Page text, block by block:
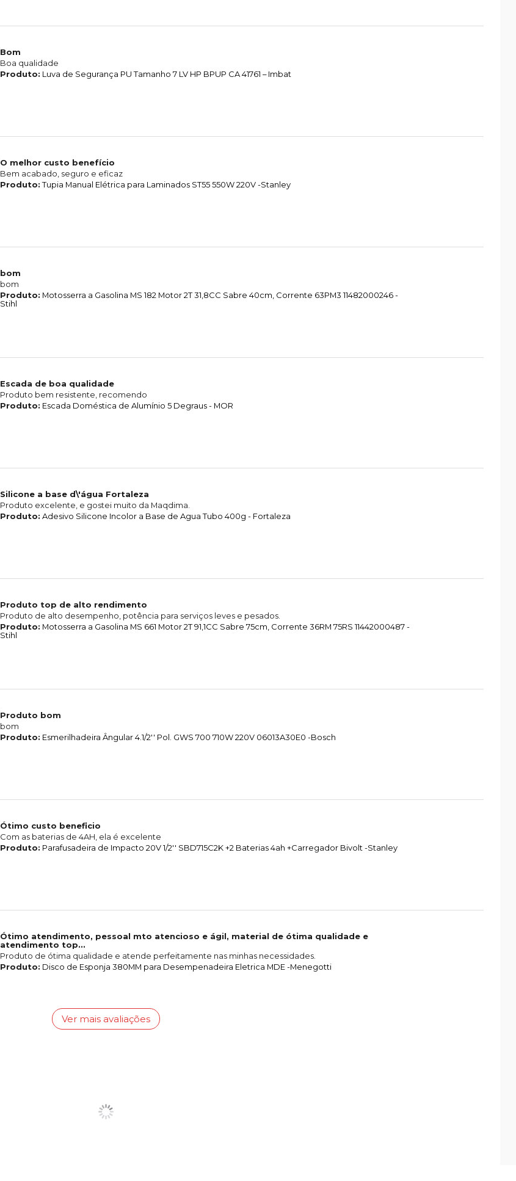
Bom
Boa qualidade
Produto: Luva de Segurança PU Tamanho 7 LV HP BPUP CA 41761 – Imbat
O melhor custo benefício
Bem acabado, seguro e eficaz
Produto:Tupia Manual Elétrica para Laminados ST55 550W 220V -Stanley
bom
bom
Produto: Motosserra a Gasolina MS 182 Motor 2T 31,8CC Sabre 40cm, Corrente 63PM3 11482000246 -
Stihl
Escada de boa qualidade
Produto bem resistente, recomendo
Produto: Escada Doméstica de Alumínio 5 Degraus - MOR
Silicone a base d\'água Fortaleza
Produto excelente, e gostei muito da Maqdima.
Produto: Adesivo Silicone Incolor a Base de Agua Tubo 400g - Fortaleza
Produto top de alto rendimento
Produto de alto desempenho, potência para serviços leves e pesados.
Produto: Motosserra a Gasolina MS 661 Motor 2T 91,1CC Sabre 75cm, Corrente 36RM 75RS 11442000487 -
Stihl
Produto bom
bom
Produto: Esmerilhadeira Ângular 4.1/2'' Pol. GWS 700 710W 220V 06013A30E0 -Bosch
Ótimo custo beneficio
Com as baterias de 4AH, ela é excelente
Produto: Parafusadeira de Impacto 20V 1/2'' SBD715C2K +2 Baterias 4ah +Carregador Bivolt -Stanley
Ótimo atendimento, pessoal mto atencioso e ágil, material de ótima qualidade e
atendimento top...
Produto de ótima qualidade e atende perfeitamente nas minhas necessidades.
Produto: Disco de Esponja 380MM para Desempenadeira Eletrica MDE -Menegotti
Ver mais avaliações